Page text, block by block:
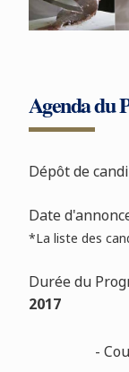
Agenda du
Dépôt de
Date
*La liste des
Durée du
2017
-